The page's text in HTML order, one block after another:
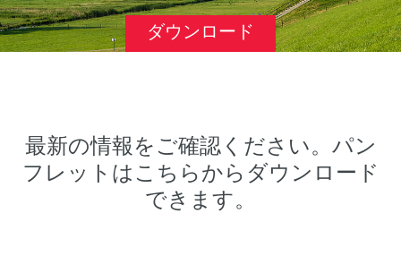
ダウンロード
最新の情報をご確認ください。パン
フレットはこちらからダウンロード
できます。